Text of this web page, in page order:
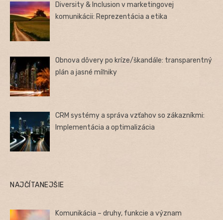
Diversity & Inclusion v marketingovej
komunikácii: Reprezentácia a etika
Obnova dôvery po kríze/škandále: transparentný
plán a jasné míľniky
CRM systémy a správa vzťahov so zákazníkmi:
Implementácia a optimalizácia
NAJČÍTANEJŠIE
Komunikácia – druhy, funkcie a význam